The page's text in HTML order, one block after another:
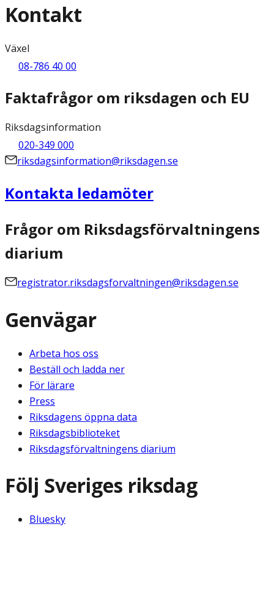
Kontakt
Växel
08-786 40 00
Faktafrågor om riksdagen och EU
Riksdagsinformation
020-349 000
riksdagsinformation@riksdagen.se
Kontakta ledamöter
Frågor om Riksdagsförvaltningens
diarium
registrator.riksdagsforvaltningen@riksdagen.se
Genvägar
Arbeta hos oss
Beställ och ladda ner
För lärare
Press
Riksdagens öppna data
Riksdagsbiblioteket
Riksdagsförvaltningens diarium
Följ Sveriges riksdag
Bluesky